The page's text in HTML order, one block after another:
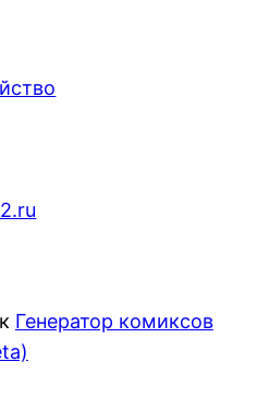
к Генератор комиксов